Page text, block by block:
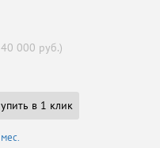
000 руб.)
в 1 клик